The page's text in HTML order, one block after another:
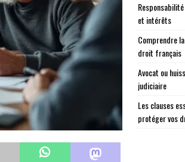
et intérêts
Comprendre
droit français
Avocat ou
judiciaire
Les clauses
protéger vos